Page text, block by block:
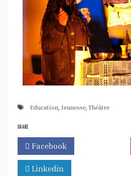
Education Jeunesse Théâtre
SHARE
Facebook
Linkedin